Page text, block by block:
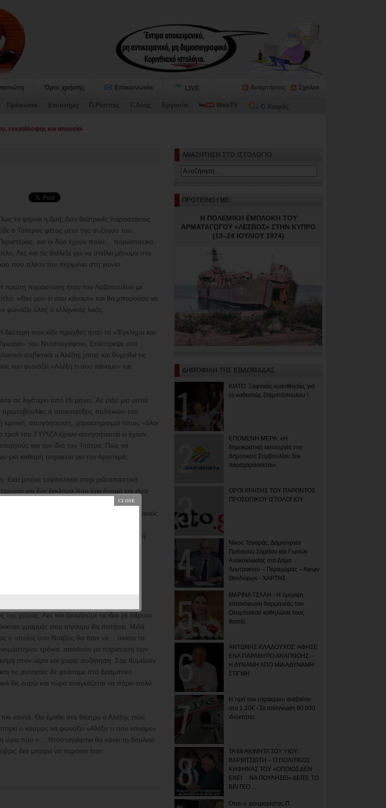
Όροι χρήσης Επικοινωνία LIVE Αναρτήσεις Σχόλια
Πρόσωπα Επιστήμη Π.Ρέππας Γ.Λόης Εργασία WebTV Ο Καιρός
και απουσίας σχεδιασμού στο Δήμο Σικυωνίων»...
τα φέρνει η ζωή; Δύο θεατρικές παραστάσεις
ο Τσίπρας φέτος μετά της συζύγου του
και οι δύο έχουν πολύ… παραστατικό
Λες και τις διάλεξε για να στείλει μήνυμα στο
που πλέον τον περιμένει στη γωνία.
πρώτη παράσταση ήταν του Λαζόπουλου με
«Θεέ μου τι σου κάναμε» και θα μπορούσε να
φωνάζει όλος ο ελληνικός λαός.
δεύτερη που είδε προχθές ήταν το «Έγκλημα και
του Ντοστογιέφσκι. Επέστρεψε στα
σοβιετικά ο Αλέξης μπας και θυμηθεί τις
του φωνάζει «Αλέξη τι σου κάναμε» και
σε λιγότερο από έξι μήνες. Ας ρίξει μια ματιά
ή συνεντεύξεις πολιτικών του
κριτική, απογοήτευση, χαρακτηρισμοί όπως «όλοι
τρολ του ΣΥΡΙΖΑ έχουν απογοητευτεί κι έχουν
και τον ίδιο τον Τσίπρα; Πώς να
καθαρή τετραετία για την Αριστερά;
Εκεί μπήκε ταφόπλακα στην ριζοσπαστική
για ένα έγκλημα που έχει όνομα και είναι
τον ελληνικό λαό. Και αφού έκαναν την
μπας και διασωθούν. Διορίζουν συγγενείς
νέα τζάκια, έχουν στήσει
της πάλαι ποτέ Σοβιετικής Ένωσης. Είναι δε
κάνει κριτική και στέλνουν μηνύματα σε
κατάντησαν…
να πουλάνε κοινωνική ευαισθησία και να
και άλλα τέτοια.
της χώρας. Λες και ξαναζούμε τα ίδια με πέρυσι.
γραμμές που σίγουρα θα πατήσει. Μιλά
ο οποίος στο Νταβός θα πάει να… σκίσει τα
τρόικα, απειλούν με παράταση των
στον αέρα και χωρίς συζήτηση. Σας θυμίζουν
τις ανοησίες δε φτάσαμε στο δραματικό
δις ευρώ και τώρα αναγκάζεται να πάρει πολύ
πιο κοντά. Θα έμαθε στο θέατρο ο Αλέξης πώς
ο κόσμος να φωνάζει «Αλέξη τι σου κάναμε»
ώρα που ο… Ντοστογιέφσκι θα κάνει τη δουλειά
δεν μπορεί να περάσει έτσι.
ΑΝΑΖΗΤΗΣΗ ΣΤΟ ΙΣΤΟΛΟΓΙΟ
ΠΡΟΤΕΙΝΟΥΜΕ:
Η ΠΟΛΕΜΙΚΗ ΕΜΠΛΟΚΗ ΤΟΥ
ΑΡΜΑΤΑΓΩΓΟΥ «ΛΕΣΒΟΣ» ΣΤΗΝ ΚΥΠΡΟ
(13–24 ΙΟΥΛΙΟΥ 1974)
ΔΗΜΟΦΙΛΗ ΤΗΣ ΕΒΔΟΜΑΔΑΣ
ΚΙΑΤΟ: Ξαφνικές ευαισθησίες για
το καθεστώς Σταματόπουλου !
ΕΠΟΜΕΝΗ ΜΕΡΑ: «Η
δημοκρατική λειτουργία του
Δημοτικού Συμβουλίου δεν
παραχαράσσεται»
ΟΡΟΙ ΧΡΗΣΗΣ ΤΟΥ ΠΑΡΟΝΤΟΣ
ΠΡΟΣΩΠΙΚΟΥ ΙΣΤΟΛΟΓΙΟΥ
Νίκος Ταγαράς: Δημιουργία
Πράσινου Σημείου και Γωνιών
Ανακύκλωσης στο Δήμο
Λουτρακίου – Περαχώρας – Αγίων
Θεοδώρων - ΧΑΡΤΗΣ
ΜΑΡΙΝΑ ΤΣΑΛΗ - Η όμορφη
ισπανόφωνη διερμηνέας του
Ολυμπιακού καθηλώνει τους
θεατές
ΑΝΤΩΝΗΣ ΚΛΑΔΟΥΧΟΣ: ΑΦΗΣΕ
ΕΝΑ ΠΑΡΑΘΥΡΟ ΑΝΑΠΝΟΗΣ –
Η ΔΥΝΑΜΗ ΑΠΟ ΜΙΑ ΑΔΥΝΑΜΗ
ΣΤΙΓΜΗ
Η τιμή του υγραερίου ανεβαίνει
στο 1.20€ - Σε απόγνωση 90.000
ιδιοκτήτες
ΤΑ 66 ΑΚΙΝΗΤΑ ΤΟΥ ΥΙΟΥ
ΒΑΡΒΙΤΣΙΩΤΗ – Ο ΠΟΛΙΤΙΚΟΣ
ΚΗΦΗΝΑΣ ΤΟΥ «ΟΠΟΙΟΣ ΔΕΝ
ΕΧΕΙ… ΝΑ ΠΟΥΛΗΣΕΙ» ΔΕΙΤΕ ΤΟ
ΒΙΝΤΕΟ…
Όταν ο χιουμορίστας Π.